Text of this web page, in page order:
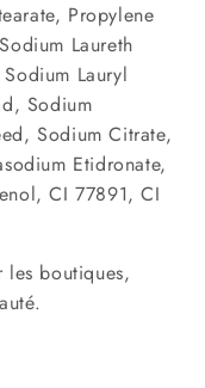
Propylene
Laureth
Lauryl
Sodium
Sodium Citrate,
Etidronate,
CI 77891, CI
boutiques,